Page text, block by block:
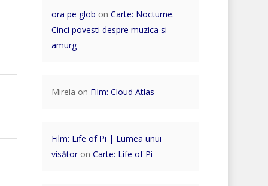
ora pe glob on Carte: Nocturne.
Cinci povesti despre muzica si
amurg
Mirela on Film: Cloud Atlas
Film: Life of Pi | Lumea unui
visătoron Carte: Life of Pi